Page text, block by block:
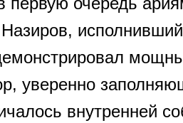
уверенно
внутренней